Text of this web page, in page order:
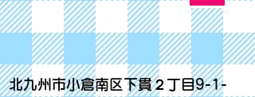
北九州市小倉南区下貫２丁目9-1-